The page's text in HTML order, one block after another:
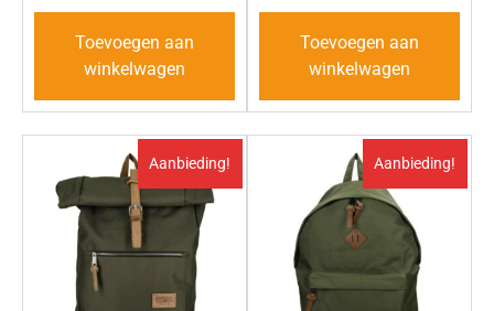
Toevoegen aan
winkelwagen
Toevoegen aan
winkelwagen
Aanbieding! Aanbieding!